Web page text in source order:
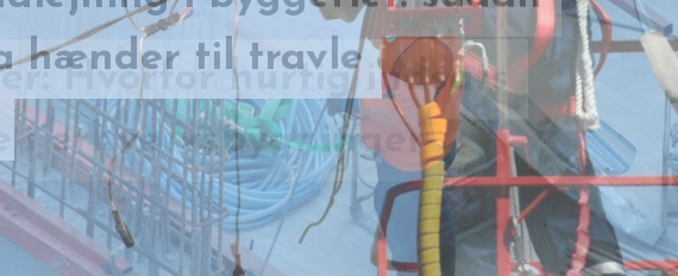
Hvorfor hurtig indsats
i erhvervsbygninger
i byggeriet: sådan
hænder til travle